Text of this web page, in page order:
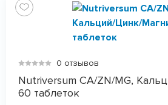
0 отзывов
Nutriversum CA/ZN/MG,
60 таблеток